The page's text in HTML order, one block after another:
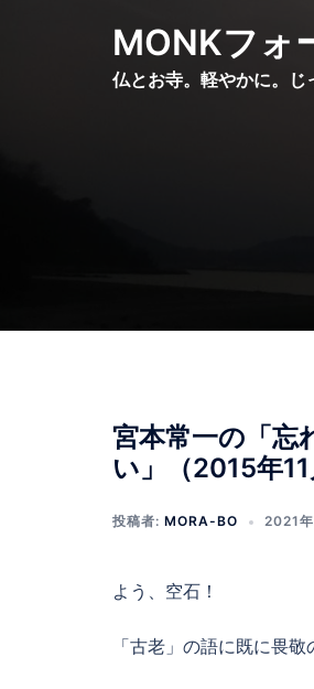
MONKフォ
仏とお寺。軽やかに。じ
宮本常一の「忘
い」（2015年11
投稿者: MORA-BO 2021
よう、空石！
「古老」の語に既に畏